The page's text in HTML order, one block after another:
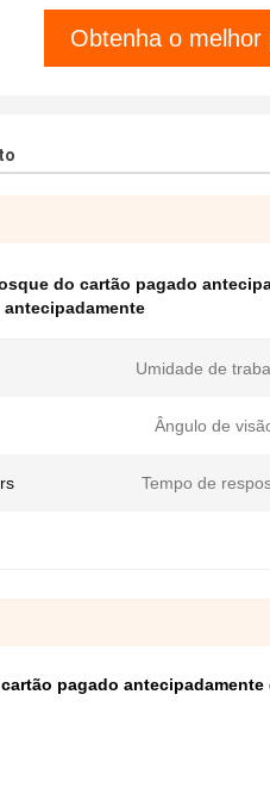
Obtenha o melhor
do cartão pagado
Umidade de
Ângulo de
Tempo de
pagado